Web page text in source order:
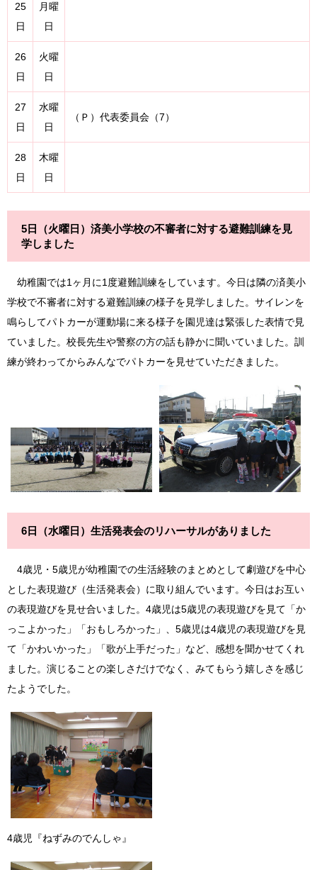
25
日
月曜
日
26
日
火曜
日
27
日
水曜
日
（Ｐ）代表委員会（7）
28
日
木曜
日
5日（火曜日）済美小学校の不審者に対する避難訓練を見
学しました
幼稚園では1ヶ月に1度避難訓練をしています。今日は隣の済美小
学校で不審者に対する避難訓練の様子を見学しました。サイレンを
鳴らしてパトカーが運動場に来る様子を園児達は緊張した表情で見
ていました。校長先生や警察の方の話も静かに聞いていました。訓
練が終わってからみんなでパトカーを見せていただきました。
6日（水曜日）生活発表会のリハーサルがありました
4歳児・5歳児が幼稚園での生活経験のまとめとして劇遊びを中心
とした表現遊び（生活発表会）に取り組んでいます。今日はお互い
の表現遊びを見せ合いました。4歳児は5歳児の表現遊びを見て「か
っこよかった」「おもしろかった」、5歳児は4歳児の表現遊びを見
て「かわいかった」「歌が上手だった」など、感想を聞かせてくれ
ました。演じることの楽しさだけでなく、みてもらう嬉しさを感じ
たようでした。
4歳児『ねずみのでんしゃ』